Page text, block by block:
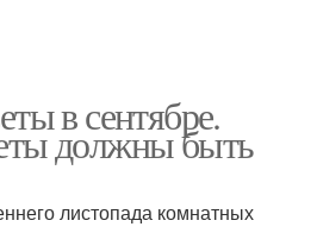
в сентябре.
должны быть
листопада комнатных